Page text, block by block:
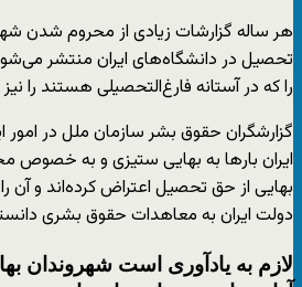
هر ساله گزارشات زیادی از محروم شدن
تحصیل در دانشگاه‌های ایران منتشر
را که در آستانه فارغ‌التحصیلی هستند را
گزارشگران حقوق بشر سازمان ملل در
ایران بارها به بهایی ستیزی و به خصوص
بهایی از حق تحصیل اعتراض کرده‌اند و آن
دولت ایران به معاهدات حقوق بشری
لازم به یادآوری است شهروندان